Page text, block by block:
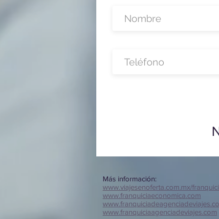
Más información:
www.viajesenoferta.com.mx/
www.franquiciaeconomica.com
www.franquiciaagenciadeviajes.com